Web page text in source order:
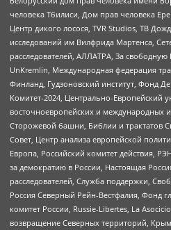
человека Тбилиси, Дом прав человека
Центр дикого лосося, TVR Studios, ТВ
исследований им Вилфрида Мартенса,
расследователей, АЛЛАТРА, За
UnKremlin, Международная федерация
Финланд, Гудзоновский институт, Фонд
Комитет-2024, Центрально-Европейский
восточноевропейских и международных
Сторожевой башни, Библии и трактатов
Совет, Центр анализа европейской
Европа, Российский комитет действия,
за демократию в России, Настоящая
расследователей, Служба поддержки,
Россия Северный Рейн-Вестфалия, Фонд
комитет России, Russie-Libertes, La
возвращение Северных территорий,